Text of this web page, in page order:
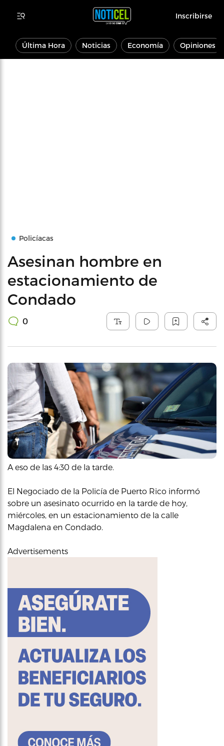
Inscribirse
Última Hora Noticias Economía Opiniones
Policíacas
Asesinan hombre en
estacionamiento de
Condado
0
A eso de las 4:30 de la tarde.
El Negociado de la Policía de Puerto Rico informó
sobre un asesinato ocurrido en la tarde de hoy,
miércoles, en un estacionamiento de la calle
Magdalena en Condado.
Advertisements